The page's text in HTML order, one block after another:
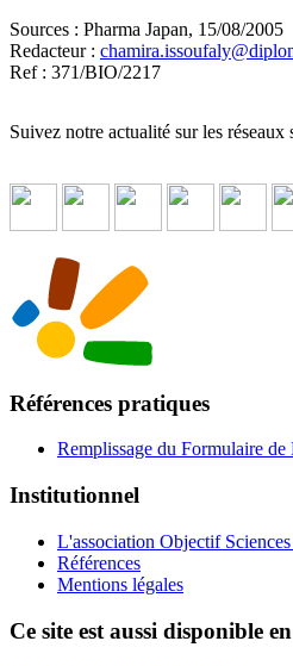
Sources : Pharma Japan, 15/08/2005
Redacteur : chamira.issoufaly@
Ref : 371/BIO/2217
Suivez notre actualité sur les réseaux
Références pratiques
Remplissage du Formulaire de
Institutionnel
L'association Objectif
Références
Mentions légales
Ce site est aussi disponible